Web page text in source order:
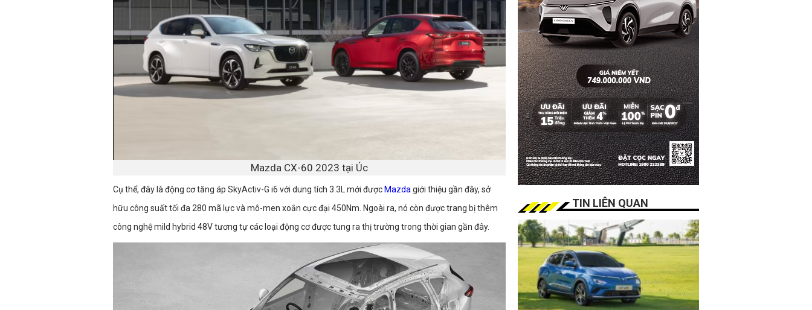
Mazda CX-60 2023 tại Úc
Cụ thể, đây là động cơ tăng áp SkyActiv-G i6 với dung tích 3.3L mới được Mazda giới thiệu gần đây, sở
hữu công suất tối đa 280 mã lực và mô-men xoắn cực đại 450Nm. Ngoài ra, nó còn được trang bị thêm
công nghệ mild hybrid 48V tương tự các loại động cơ được tung ra thị trường trong thời gian gần đây.
TIN LIÊN QUAN